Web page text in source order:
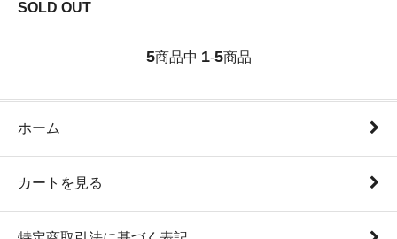
SOLD OUT
5商品中 1-5商品
ホーム
カートを見る